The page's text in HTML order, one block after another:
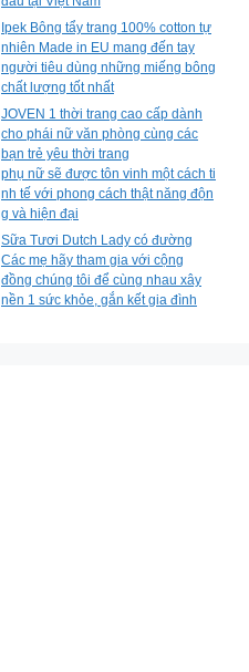
Ipek Bông tẩy trang 100% cotton tự
nhiên Made in EU mang đến tay
người tiêu dùng những miếng bông
chất lượng tốt nhất
JOVEN 1 thời trang cao cấp dành
cho phái nữ văn phòng cùng các
bạn trẻ yêu thời trang
phụ nữ sẽ được tôn vinh một cách ti
nh tế với phong cách thật năng độn
g và hiện đại
Sữa Tươi Dutch Lady có đường
Các mẹ hãy tham gia với cộng
đồng chúng tôi để cùng nhau xây
nền 1 sức khỏe, gắn kết gia đình